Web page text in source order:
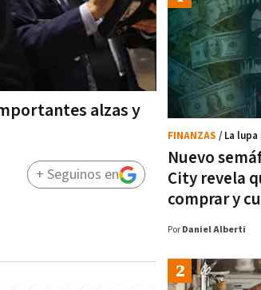
alzas y
+ Seguinos en
Nuevo
City revela
comprar y
FINANZAS / La
Por Daniel Alberti